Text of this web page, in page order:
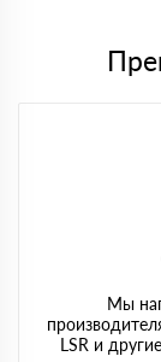
Мы
LSR и